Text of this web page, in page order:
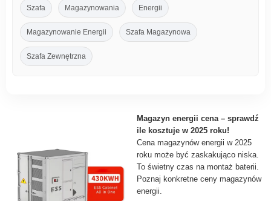
Szafa Magazynowania Energii
Magazynowanie Energii Szafa Magazynowa
Szafa Zewnętrzna
Magazyn energii cena – sprawdź
ile kosztuje w 2025 roku!
Cena magazynów energii w 2025
roku może być zaskakująco niska.
To świetny czas na montaż baterii.
Poznaj konkretne ceny magazynów
energii.